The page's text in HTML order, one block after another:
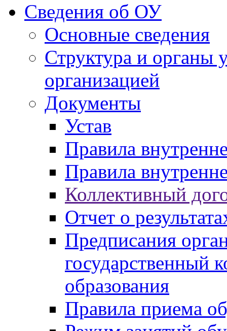
Сведения об ОУ
Основные сведения
Структура и органы
организацией
Документы
Устав
Правила
Правила
Коллективный
Отчет о
Предписания
государственный
образования
Правила приема